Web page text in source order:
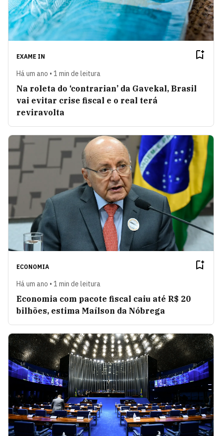
EXAME IN
Há um ano • 1 min de leitura
Na roleta do ‘contrarian’ da Gavekal, Brasil
vai evitar crise fiscal e o real terá
reviravolta
ECONOMIA
Há um ano • 1 min de leitura
Economia com pacote fiscal caiu até R$ 20
bilhões, estima Maílson da Nóbrega